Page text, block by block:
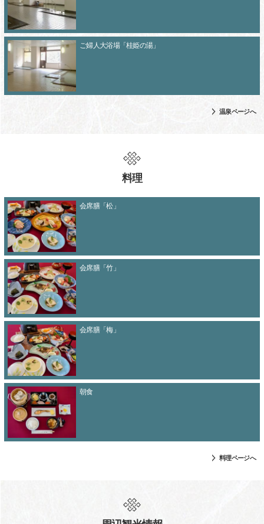
ご婦人大浴場「桂姫の湯」
温泉ページへ
料理
会席膳「松」
会席膳「竹」
会席膳「梅」
朝食
料理ページへ